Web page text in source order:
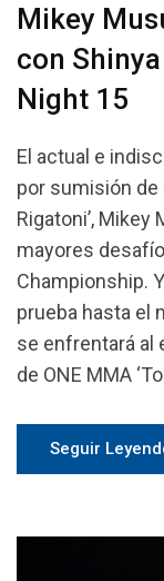
Mikey
con
Night 15
El actual e
por sumisión de
Rigatoni’,
mayores
Championship.
prueba hasta el
se enfrentará al
de ONE MMA
Seguir